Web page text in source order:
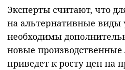
Эксперты считают, что
на альтернативные виды
необходимы
новые
приведет к росту цен на